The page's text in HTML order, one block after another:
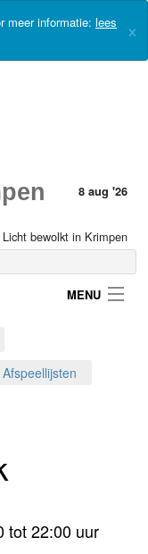
meer informatie: lees
×
8 aug '26
bewolkt in Krimpen
MENU
Afspeellijsten
tot 22:00 uur